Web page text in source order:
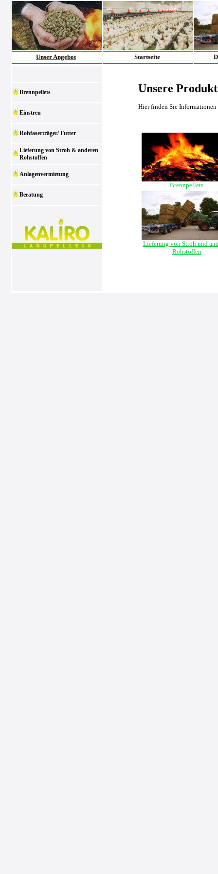
Unser Angebot Startseite
Brennpellets
Einstreu
Rohfaserträger/ Futter
Lieferung von Stroh & anderen
Rohstoffen
Anlagenvermietung
Beratung
Unsere
Hier finden Sie Informationen
Brennpellets
Lieferung von Stroh und
Rohstoffen